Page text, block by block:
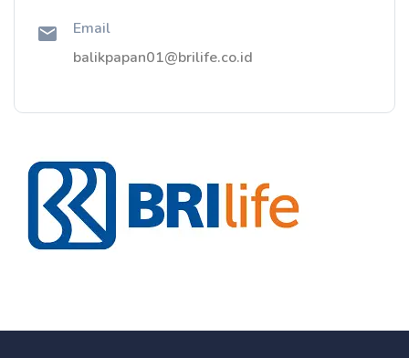
Email
balikpapan01@brilife.co.id